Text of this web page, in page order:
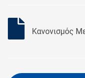
Κανονισμός